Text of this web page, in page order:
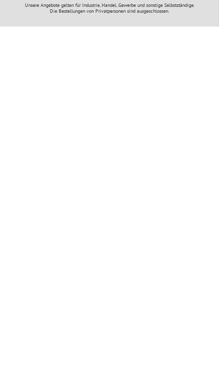
Unsere Angebote gelten für Industrie, Handel, Gewerbe und sonstige Selbstständige.
Die Bestellungen von Privatpersonen sind ausgeschlossen.